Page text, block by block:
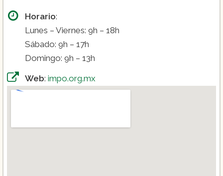
Horario:
Lunes – Viernes: 9h – 18h
Sábado: 9h – 17h
Domingo: 9h – 13h
Web: impo.org.mx